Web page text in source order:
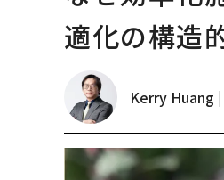
適化の構造
Kerry Huang